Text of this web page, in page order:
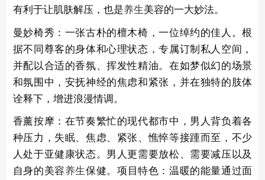
有利于让肌肤解压，也是养生美容的一大妙法。
曼妙椅秀：一张古朴的檀木椅，一位绰约的佳人。根
据不同尊客的身体和心理状态，专属订制私人空间，
并配以合适的香氛、挥发性精油。在如梦似幻的场景
和氛围中，安抚神经的焦虑和紧张，并在独特的肢体
诠释下，增进浪漫情调。
香薰按摩：在节奏繁忙的现代都市中，男人背负着各
种压力，失眠、焦虑、紧张、憔悴等接踵而至，不少
人处于亚健康状态。男人更需要放松、需要减压以及
自身的美容养生保健。项目特色：温暖的能量通过面